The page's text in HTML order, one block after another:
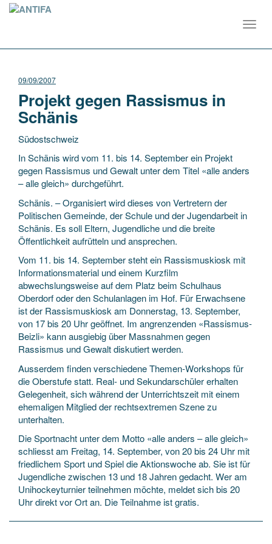
09/09/2007
Projekt gegen Rassismus in
Schänis
Südostschweiz
In Schänis wird vom 11. bis 14. September ein Projekt
gegen Rassismus und Gewalt unter dem Titel «alle anders
– alle gleich» durchgeführt.
Schänis. – Organisiert wird dieses von Vertretern der
Politischen Gemeinde, der Schule und der Jugendarbeit in
Schänis. Es soll Eltern, Jugendliche und die breite
Öffentlichkeit aufrütteln und ansprechen.
Vom 11. bis 14. September steht ein Rassismuskiosk mit
Informationsmaterial und einem Kurzfilm
abwechslungsweise auf dem Platz beim Schulhaus
Oberdorf oder den Schulanlagen im Hof. Für Erwachsene
ist der Rassismuskiosk am Donnerstag, 13. September,
von 17 bis 20 Uhr geöffnet. Im angrenzenden «Rassismus-
Beizli» kann ausgiebig über Massnahmen gegen
Rassismus und Gewalt diskutiert werden.
Ausserdem finden verschiedene Themen-Workshops für
die Oberstufe statt. Real- und Sekundarschüler erhalten
Gelegenheit, sich während der Unterrichtszeit mit einem
ehemaligen Mitglied der rechtsextremen Szene zu
unterhalten.
Die Sportnacht unter dem Motto «alle anders – alle gleich»
schliesst am Freitag, 14. September, von 20 bis 24 Uhr mit
friedlichem Sport und Spiel die Aktionswoche ab. Sie ist für
Jugendliche zwischen 13 und 18 Jahren gedacht. Wer am
Unihockeyturnier teilnehmen möchte, meldet sich bis 20
Uhr direkt vor Ort an. Die Teilnahme ist gratis.